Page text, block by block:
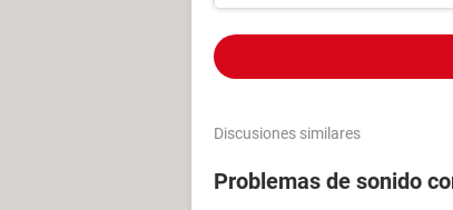
Discusiones similares
Problemas de sonido